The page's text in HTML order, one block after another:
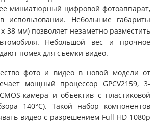
Поддержка
миниатюрный цифровой фотоаппарат,
использовании. Небольшие габариты
38 мм) позволяет незаметно разместить
Небольшой вес и прочное
помех для съемки видео.
фото и видео в новой модели от
мощный процессор GPCV2159, 3-
камера и объектив с пластиковой
140°С). Такой набор компонентов
видео с разрешением Full HD 1080p